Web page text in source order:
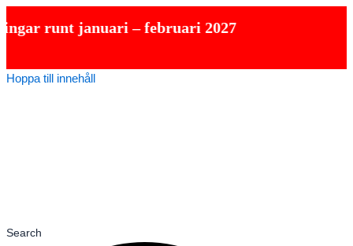
januari – februari 2027
Hoppa till innehåll
Search